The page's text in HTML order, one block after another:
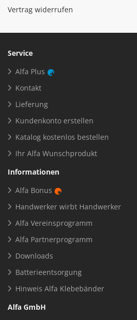
Vertrag widerrufen
Service
Alfa Plus
Kontakt
Lieferung
Kundenkonto erstellen
Katalog kostenlos bestellen
Ihr Alfa Wunschprodukt
Informationen
Alfa Bonus
Handwerker wirbt Handwerker
Alfa Vereinsprogramm
Alfa Partnerprogramm
Downloads
Batterieentsorgung
Hinweis Alfa Klebebänder
Alfa GmbH